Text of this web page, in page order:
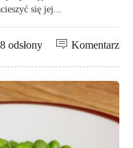
się jej...
Komentarz
odsłony